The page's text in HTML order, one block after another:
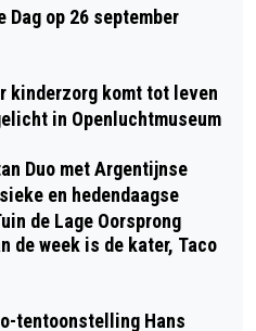
Dag op 26 september
kinderzorg komt tot leven
in Openluchtmuseum
Duo met Argentijnse
en hedendaagse
de Lage Oorsprong
de week is de kater, Taco
tentoonstelling Hans